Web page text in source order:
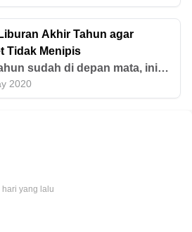
agar peluang bisnis terbuka
usaha di bidang apa saja
keuntungan bagi
usaha? [&hellip;]
hal tersebut? Yuk,
informasi selengkapnya di
Akhir Tahun agar
Tidak Menipis
sudah di depan mata, ini
untuk merencanakan liburan
orang terkasih. Simak tips
2020
hari yang lalu